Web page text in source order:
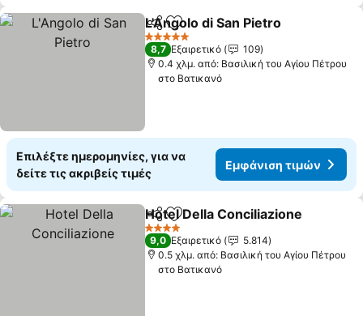
Κοινοποίηση
Προσθήκη στα αγαπημένα
L'Angolo di San Pietro
5 Αστέρια
8,7 Εξαιρετικό
109
0.4 χλμ. από: Βασιλική του Αγίου Πέτρου
στο Βατικανό
Επιλέξτε ημερομηνίες, για να
δείτε τις ακριβείς τιμές
Εμφάνιση τιμών
Κοινοποίηση
Προσθήκη στα αγαπημένα
Hotel Della Conciliazione
4 Αστέρια
9,0 Εξαιρετικό
5.814
0.5 χλμ. από: Βασιλική του Αγίου Πέτρου
στο Βατικανό